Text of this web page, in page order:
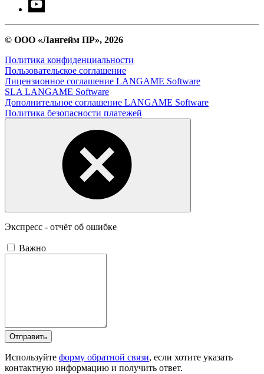
© ООО «Лангейм ПР», 2026
Политика конфиденциальности
Пользовательское соглашение
Лицензионное соглашение LANGAME Software
SLA LANGAME Software
Дополнительное соглашение LANGAME Software
Политика безопасности платежей
Экспресс - отчёт об ошибке
Важно
Отправить
Используйте форму обратной связи, если хотите указать
контактную информацию и получить ответ.